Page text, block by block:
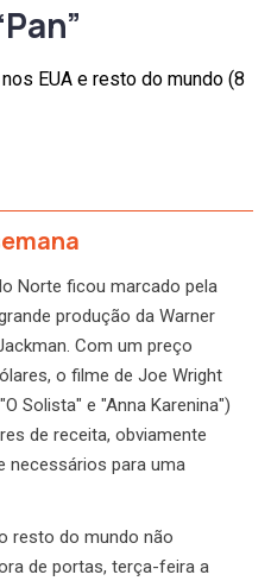
EUA e resto do mundo (8
Norte ficou marcado pela
produção da Warner
Com um preço
o filme de Joe Wright
Solista" e "Anna Karenina")
de receita, obviamente
necessários para uma
resto do mundo não
de portas, terça-feira a